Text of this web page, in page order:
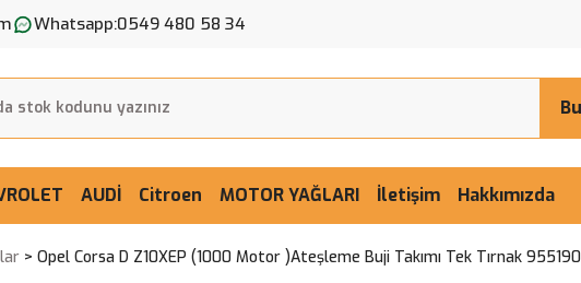
Whatsapp:0549 480 58 34
AUDİ Citroen MOTOR YAĞLARI İletişim Hakkımızda
Opel Corsa D Z10XEP (1000 Motor )Ateşleme Buji Takımı Tek Tırnak